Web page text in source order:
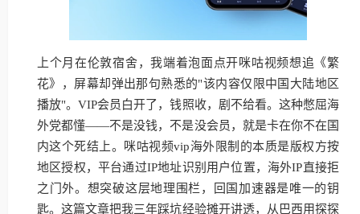
上个月在伦敦宿舍，我端着泡面点开咪咕视频想追《繁
花》，屏幕却弹出那句熟悉的"该内容仅限中国大陆地区
播放"。VIP会员白开了，钱照收，剧不给看。这种憋屈海
外党都懂——不是没钱，不是没会员，就是卡在你不在国
内这个死结上。咪咕视频vip海外限制的本质是版权方按
地区授权，平台通过IP地址识别用户位置，海外IP直接拒
之门外。想突破这层地理围栏，回国加速器是唯一的钥
匙。这篇文章把我三年踩坑经验摊开讲透，从巴西用探探